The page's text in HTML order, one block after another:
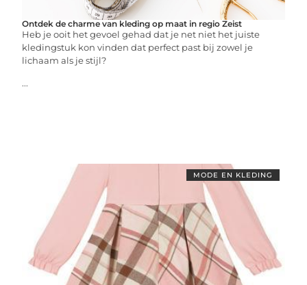
Ontdek de charme van kleding op maat in regio Zeist
Heb je ooit het gevoel gehad dat je net niet het juiste
kledingstuk kon vinden dat perfect past bij zowel je
lichaam als je stijl?
...
MODE EN KLEDING